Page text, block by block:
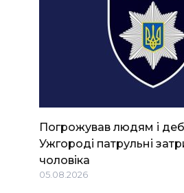
Погрожував людям і
Ужгороді патрульні
чоловіка
05.08.2026